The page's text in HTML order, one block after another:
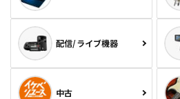
配信/ライブ機器
中古